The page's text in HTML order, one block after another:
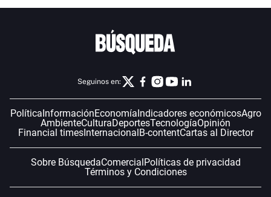
Seguinos en:
PolíticaInformaciónEconomíaIndicadores económicosAgro
AmbienteCulturaDeportesTecnologíaOpinión
Financial timesInternacionalB-contentCartas al Director
Sobre BúsquedaComercialPolíticas de privacidad
Términos y Condiciones